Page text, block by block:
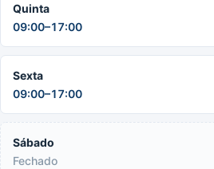
Quinta
09:00–17:00
Sexta
09:00–17:00
Sábado
Fechado